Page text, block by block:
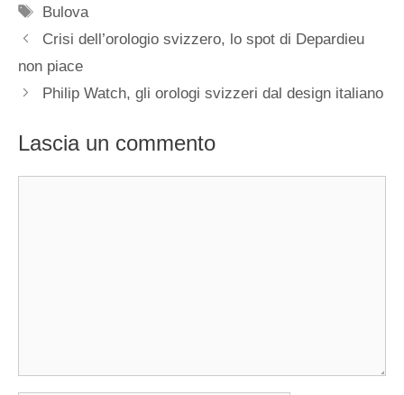
Tag
Bulova
Navigazione
articolo
Crisi dell’orologio svizzero, lo spot di Depardieu
non piace
Philip Watch, gli orologi svizzeri dal design italiano
Lascia un commento